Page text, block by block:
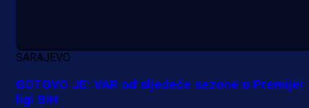
SARAJEVO
GOTOVO JE: VAR od sljedeće sezone u Premijer
ligi BiH